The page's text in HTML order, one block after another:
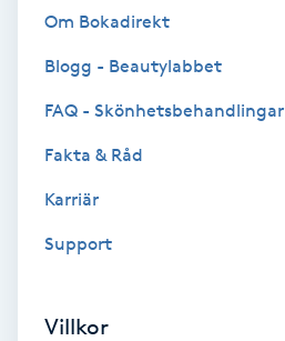
Frisör
Färgning
Om Bokadirekt
Blogg - Beautylabbet
FAQ - Skönhetsbehandlingar
Fakta & Råd
Karriär
Support
Villkor